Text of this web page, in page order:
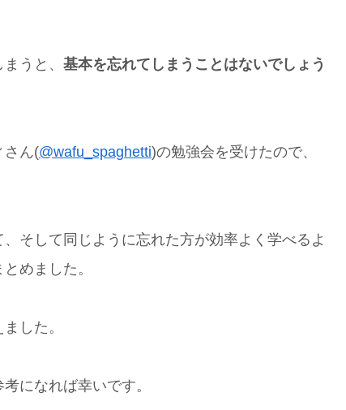
うと、 基本を忘れてしまうことはないでしょう
さん(@wafu_spaghetti)の勉強会を受けたので、
そして同じように忘れた方が効率よく学べるよ
とめました。
した。
になれば幸いです。